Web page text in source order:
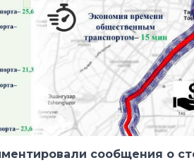
сообщения о